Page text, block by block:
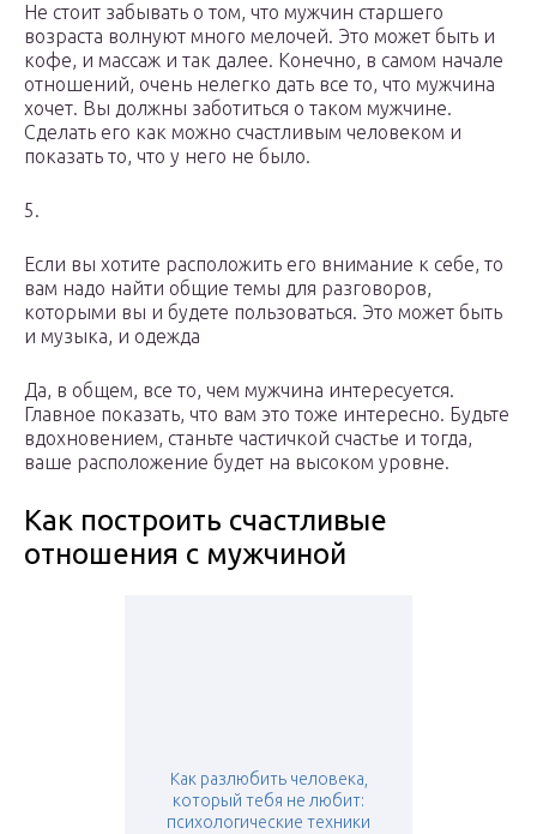
Не стоит забывать о том, что мужчин старшего
возраста волнуют много мелочей. Это может быть и
кофе, и массаж и так далее. Конечно, в самом начале
отношений, очень нелегко дать все то, что мужчина
хочет. Вы должны заботиться о таком мужчине.
Сделать его как можно счастливым человеком и
показать то, что у него не было.
5.
Если вы хотите расположить его внимание к себе, то
вам надо найти общие темы для разговоров,
которыми вы и будете пользоваться. Это может быть
и музыка, и одежда
Да, в общем, все то, чем мужчина интересуется.
Главное показать, что вам это тоже интересно. Будьте
вдохновением, станьте частичкой счастье и тогда,
ваше расположение будет на высоком уровне.
Как построить счастливые
отношения с мужчиной
Как разлюбить человека,
который тебя не любит:
психологические техники